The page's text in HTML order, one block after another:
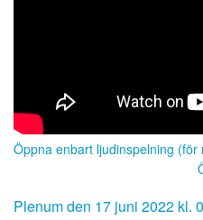
Öppna enbart ljudinspelning (för
Plenum den 17 juni 2022 kl.